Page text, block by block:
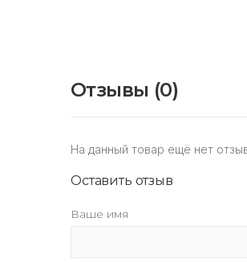
Отзывы (0)
На данный товар ещё нет
Оставить отзыв
Ваше имя